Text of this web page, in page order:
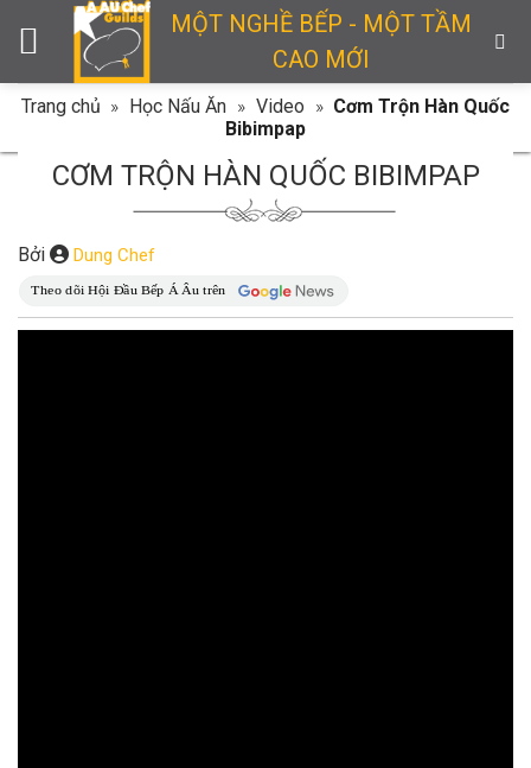
MỘT NGHỀ BẾP - MỘT TẦM
CAO MỚI
Trang chủ » Học Nấu Ăn » Video » Cơm Trộn Hàn Quốc
Bibimpap
CƠM TRỘN HÀN QUỐC BIBIMPAP
Bởi Dung Chef